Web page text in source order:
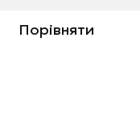
Порівняти